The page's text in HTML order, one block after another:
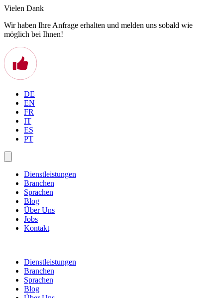
Vielen Dank
Wir haben Ihre Anfrage erhalten und melden uns sobald wie
möglich bei Ihnen!
DE
EN
FR
IT
ES
PT
Dienstleistungen
Branchen
Sprachen
Blog
Über Uns
Jobs
Kontakt
Dienstleistungen
Branchen
Sprachen
Blog